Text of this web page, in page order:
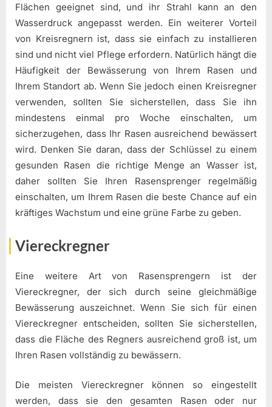
Flächen geeignet sind, und ihr Strahl kann an den
Wasserdruck angepasst werden. Ein weiterer Vorteil
von Kreisregnern ist, dass sie einfach zu installieren
sind und nicht viel Pflege erfordern. Natürlich hängt die
Häufigkeit der Bewässerung von Ihrem Rasen und
Ihrem Standort ab. Wenn Sie jedoch einen Kreisregner
verwenden, sollten Sie sicherstellen, dass Sie ihn
mindestens einmal pro Woche einschalten, um
sicherzugehen, dass Ihr Rasen ausreichend bewässert
wird. Denken Sie daran, dass der Schlüssel zu einem
gesunden Rasen die richtige Menge an Wasser ist,
daher sollten Sie Ihren Rasensprenger regelmäßig
einschalten, um Ihrem Rasen die beste Chance auf ein
kräftiges Wachstum und eine grüne Farbe zu geben.
Viereckregner
Eine weitere Art von Rasensprengern ist der
Viereckregner, der sich durch seine gleichmäßige
Bewässerung auszeichnet. Wenn Sie sich für einen
Viereckregner entscheiden, sollten Sie sicherstellen,
dass die Fläche des Regners ausreichend groß ist, um
Ihren Rasen vollständig zu bewässern.
Die meisten Viereckregner können so eingestellt
werden, dass sie den gesamten Rasen oder nur